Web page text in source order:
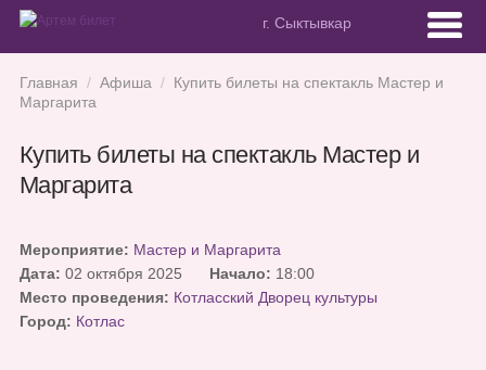
г. Сыктывкар
Главная / Афиша / Купить билеты на спектакль Мастер и
Маргарита
Купить билеты на спектакль Мастер и
Маргарита
Мероприятие: Мастер и Маргарита
Дата: 02 октября 2025 Начало: 18:00
Место проведения: Котласский Дворец культуры
Город: Котлас